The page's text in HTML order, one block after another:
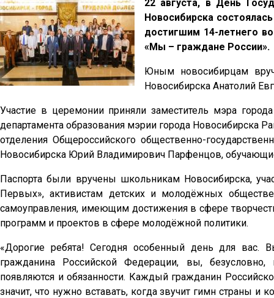
22 августа, в День
Новосибирска
достигшим 14-летнего
«Мы – граждане России».
Юным новосибирцам
Новосибирска Анатолий
Участие в церемонии приняли заместитель мэра
департамента образования мэрии города Новосибирска
отделения Общероссийского общественно-
Новосибирска Юрий Владимирович Парфенцов,
Паспорта были вручены школьникам Новосибирска,
Первых», активистам детских и молодёжных
самоуправления, имеющим достижения в сфере
программ и проектов в сфере молодёжной политики.
«Дорогие ребята! Сегодня особенный день для вас.
гражданина Российской Федерации, вы,
появляются и обязанности. Каждый гражданин
значит, что нужно вставать, когда звучит гимн страны и